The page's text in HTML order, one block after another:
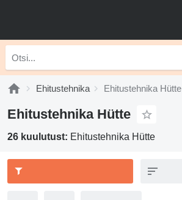
Ehitustehnika Ehitustehnika Hütte
Ehitustehnika Hütte
26 kuulutust: Ehitustehnika Hütte